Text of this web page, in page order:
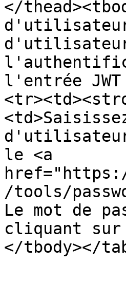
</
l'entrée
le <a
/tools/
Le mot de
cliquant
</tbody></